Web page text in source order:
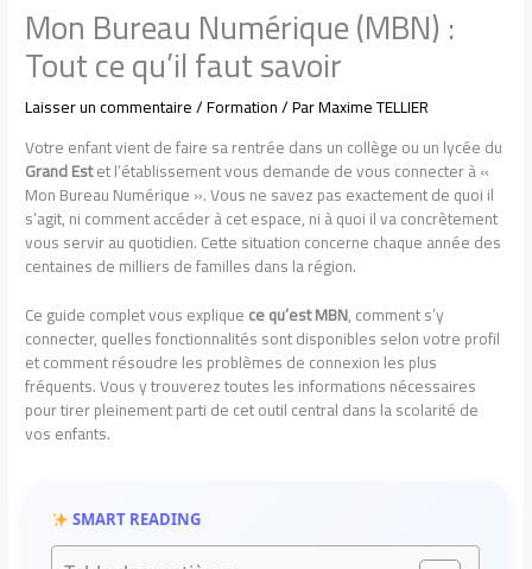
Mon Bureau Numérique (MBN) :
Tout ce qu’il faut savoir
Laisser un commentaire/Formation/ ParMaxime TELLIER
Votre enfant vient de faire sa rentrée dans un collège ou un lycée du
Grand Estet l’établissement vous demande de vous connecter à «
Mon Bureau Numérique ». Vous ne savez pas exactement de quoi il
s’agit, ni comment accéder à cet espace, ni à quoi il va concrètement
vous servir au quotidien. Cette situation concerne chaque année des
centaines de milliers de familles dans la région.
Ce guide complet vous expliquece qu’est MBN, comment s’y
connecter, quelles fonctionnalités sont disponibles selon votre profil
et comment résoudre les problèmes de connexion les plus
fréquents. Vous y trouverez toutes les informations nécessaires
pour tirer pleinement parti de cet outil central dans la scolarité de
vos enfants.
SMART READING